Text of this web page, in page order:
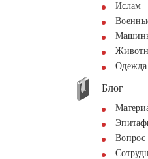
Ислам
Одежда
Блог
Вопрос